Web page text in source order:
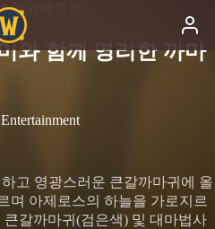
워크래프트
와 함께 영리한 까마
고 영광스러운 큰갈까마귀에 올
며 아제로스의 하늘을 가로지르
갈까마귀(검은색) 및 대마법사